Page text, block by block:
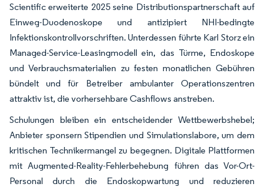
Scientific erweiterte 2025 seine Distributionspartnerschaft auf
Einweg-Duodenoskope und antizipiert NHI-bedingte
Infektionskontrollvorschriften. Unterdessen führte Karl Storz ein
Managed-Service-Leasingmodell ein, das Türme, Endoskope
und Verbrauchsmaterialien zu festen monatlichen Gebühren
bündelt und für Betreiber ambulanter Operationszentren
attraktiv ist, die vorhersehbare Cashflows anstreben.
Schulungen bleiben ein entscheidender Wettbewerbshebel;
Anbieter sponsern Stipendien und Simulationslabore, um dem
kritischen Technikermangel zu begegnen. Digitale Plattformen
mit Augmented-Reality-Fehlerbehebung führen das Vor-Ort-
Personal durch die Endoskopwartung und reduzieren